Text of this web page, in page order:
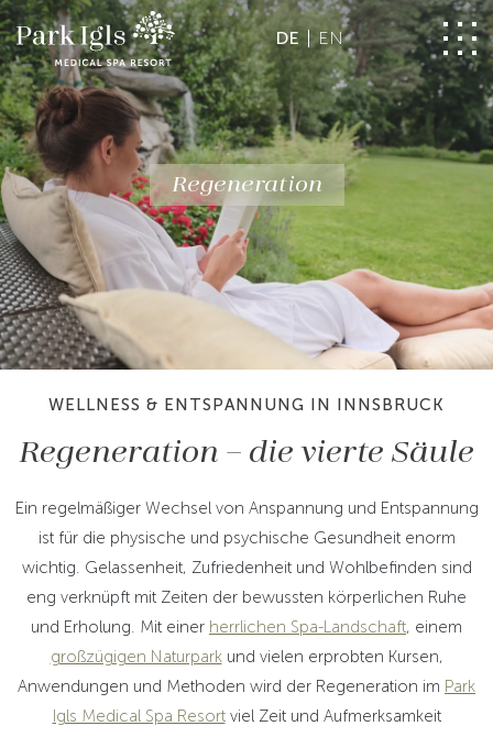
DE EN
Regeneration
WELLNESS & ENTSPANNUNG IN INNSBRUCK
Regeneration – die vierte Säule
Ein regelmäßiger Wechsel von Anspannung und Entspannung
ist für die physische und psychische Gesundheit enorm
wichtig. Gelassenheit, Zufriedenheit und Wohlbefinden sind
eng verknüpft mit Zeiten der bewussten körperlichen Ruhe
und Erholung. Mit einer herrlichen Spa-Landschaft, einem
großzügigen Naturparkund vielen erprobten Kursen,
Anwendungen und Methoden wird der Regeneration im Park
Igls Medical Spa Resortviel Zeit und Aufmerksamkeit